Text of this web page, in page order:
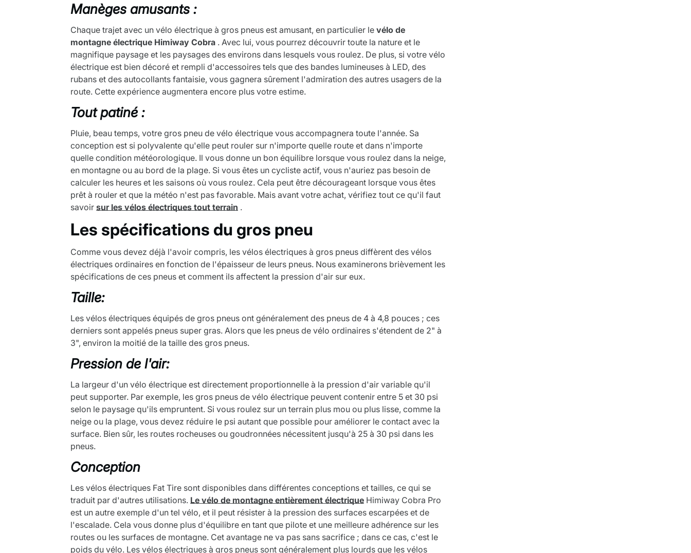
Manèges amusants :
Chaque trajet avec un vélo électrique à gros pneus est amusant, en particulier le vélo de
montagne électrique Himiway Cobra . Avec lui, vous pourrez découvrir toute la nature et le
magnifique paysage et les paysages des environs dans lesquels vous roulez. De plus, si votre vélo
électrique est bien décoré et rempli d'accessoires tels que des bandes lumineuses à LED, des
rubans et des autocollants fantaisie, vous gagnera sûrement l'admiration des autres usagers de la
route. Cette expérience augmentera encore plus votre estime.
Tout patiné :
Pluie, beau temps, votre gros pneu de vélo électrique vous accompagnera toute l'année. Sa
conception est si polyvalente qu'elle peut rouler sur n'importe quelle route et dans n'importe
quelle condition météorologique. Il vous donne un bon équilibre lorsque vous roulez dans la neige,
en montagne ou au bord de la plage. Si vous êtes un cycliste actif, vous n'auriez pas besoin de
calculer les heures et les saisons où vous roulez. Cela peut être décourageant lorsque vous êtes
prêt à rouler et que la météo n'est pas favorable. Mais avant votre achat, vérifiez tout ce qu'il faut
savoir sur les vélos électriques tout terrain .
Les spécifications du gros pneu
Comme vous devez déjà l'avoir compris, les vélos électriques à gros pneus diffèrent des vélos
électriques ordinaires en fonction de l'épaisseur de leurs pneus. Nous examinerons brièvement les
spécifications de ces pneus et comment ils affectent la pression d'air sur eux.
Taille:
Les vélos électriques équipés de gros pneus ont généralement des pneus de 4 à 4,8 pouces ; ces
derniers sont appelés pneus super gras. Alors que les pneus de vélo ordinaires s'étendent de 2" à
3", environ la moitié de la taille des gros pneus.
Pression de l'air:
La largeur d'un vélo électrique est directement proportionnelle à la pression d'air variable qu'il
peut supporter. Par exemple, les gros pneus de vélo électrique peuvent contenir entre 5 et 30 psi
selon le paysage qu'ils empruntent. Si vous roulez sur un terrain plus mou ou plus lisse, comme la
neige ou la plage, vous devez réduire le psi autant que possible pour améliorer le contact avec la
surface. Bien sûr, les routes rocheuses ou goudronnées nécessitent jusqu'à 25 à 30 psi dans les
pneus.
Conception
Les vélos électriques Fat Tire sont disponibles dans différentes conceptions et tailles, ce qui se
traduit par d'autres utilisations. Le vélo de montagne entièrement électrique Himiway Cobra Pro
est un autre exemple d'un tel vélo, et il peut résister à la pression des surfaces escarpées et de
l'escalade. Cela vous donne plus d'équilibre en tant que pilote et une meilleure adhérence sur les
routes ou les surfaces de montagne. Cet avantage ne va pas sans sacrifice ; dans ce cas, c'est le
poids du vélo. Les vélos électriques à gros pneus sont généralement plus lourds que les vélos